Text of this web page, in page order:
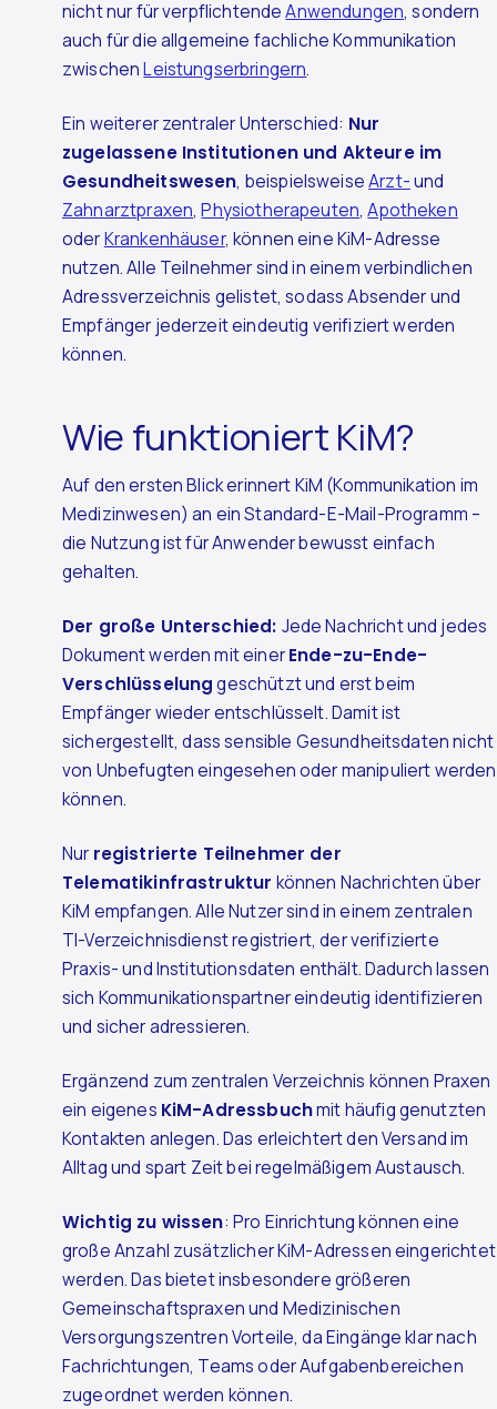
nicht nur für verpflichtendeAnwendungen, sondern
auch für die allgemeine fachliche Kommunikation
zwischenLeistungserbringern.
Ein weiterer zentraler Unterschied: Nur
zugelassene Institutionen und Akteure im
Gesundheitswesen, beispielsweiseArzt-und
Zahnarztpraxen,Physiotherapeuten,Apotheken
oderKrankenhäuser, können eine KiM-Adresse
nutzen. Alle Teilnehmer sind in einem verbindlichen
Adressverzeichnis gelistet, sodass Absender und
Empfänger jederzeit eindeutig verifiziert werden
können.
Wie funktioniert KiM?
Auf den ersten Blick erinnert KiM (Kommunikation im
Medizinwesen) an ein Standard-E-Mail-Programm –
die Nutzung ist für Anwender bewusst einfach
gehalten.
Der große Unterschied: Jede Nachricht und jedes
Dokument werden mit einerEnde-zu-Ende-
Verschlüsselunggeschützt und erst beim
Empfänger wieder entschlüsselt. Damit ist
sichergestellt, dass sensible Gesundheitsdaten nicht
von Unbefugten eingesehen oder manipuliert werden
können.
Nur registrierte Teilnehmer der
Telematikinfrastruktur können Nachrichten über
KiM empfangen. Alle Nutzer sind in einem zentralen
TI-Verzeichnisdienst registriert, der verifizierte
Praxis- und Institutionsdaten enthält. Dadurch lassen
sich Kommunikationspartner eindeutig identifizieren
und sicher adressieren.
Ergänzend zum zentralen Verzeichnis können Praxen
ein eigenes KiM-Adressbuchmit häufig genutzten
Kontakten anlegen. Das erleichtert den Versand im
Alltag und spart Zeit bei regelmäßigem Austausch.
Wichtig zu wissen: Pro Einrichtung können eine
große Anzahl zusätzlicher KiM-Adressen eingerichtet
werden. Das bietet insbesondere größeren
Gemeinschaftspraxen und Medizinischen
Versorgungszentren Vorteile, da Eingänge klar nach
Fachrichtungen, Teams oder Aufgabenbereichen
zugeordnet werden können.